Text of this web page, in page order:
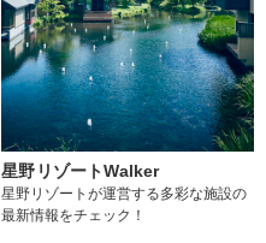
星野リゾートWalker
星野リゾートが運営する多彩な施設の
最新情報をチェック！